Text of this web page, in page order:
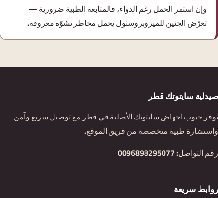
وإن استمر الحمل رغم الدواء، فالمتابعة الطبية ضرورية —
تعرّض الجنين للميزوبروستول يحمل مخاطر تشوّه معروفة.
صيدلية سايتوتك قطر
نوفر حبوب اجهاض سايتوتك الأصلية في قطر مع توصيل سريع وآمن
واستشارة طبية متخصصة من فريق الموقع.
رقم التواصل:0096898295077
روابط سريعة